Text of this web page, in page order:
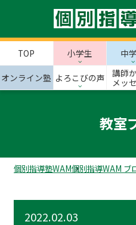
TOP 小学生 中
オンライン塾 よろこびの声
講師
メッ
教室
個別指導塾WAM個別指導WAM ブ
2022.02.03